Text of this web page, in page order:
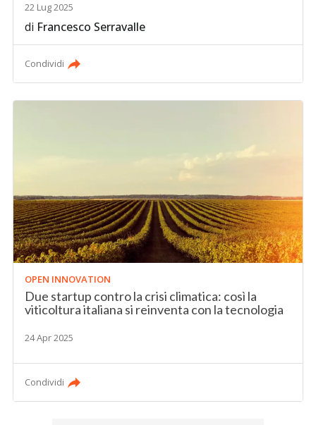
22 Lug 2025
di Francesco Serravalle
Condividi
OPEN INNOVATION
Due startup contro la crisi climatica: così la
viticoltura italiana si reinventa con la tecnologia
24 Apr 2025
Condividi